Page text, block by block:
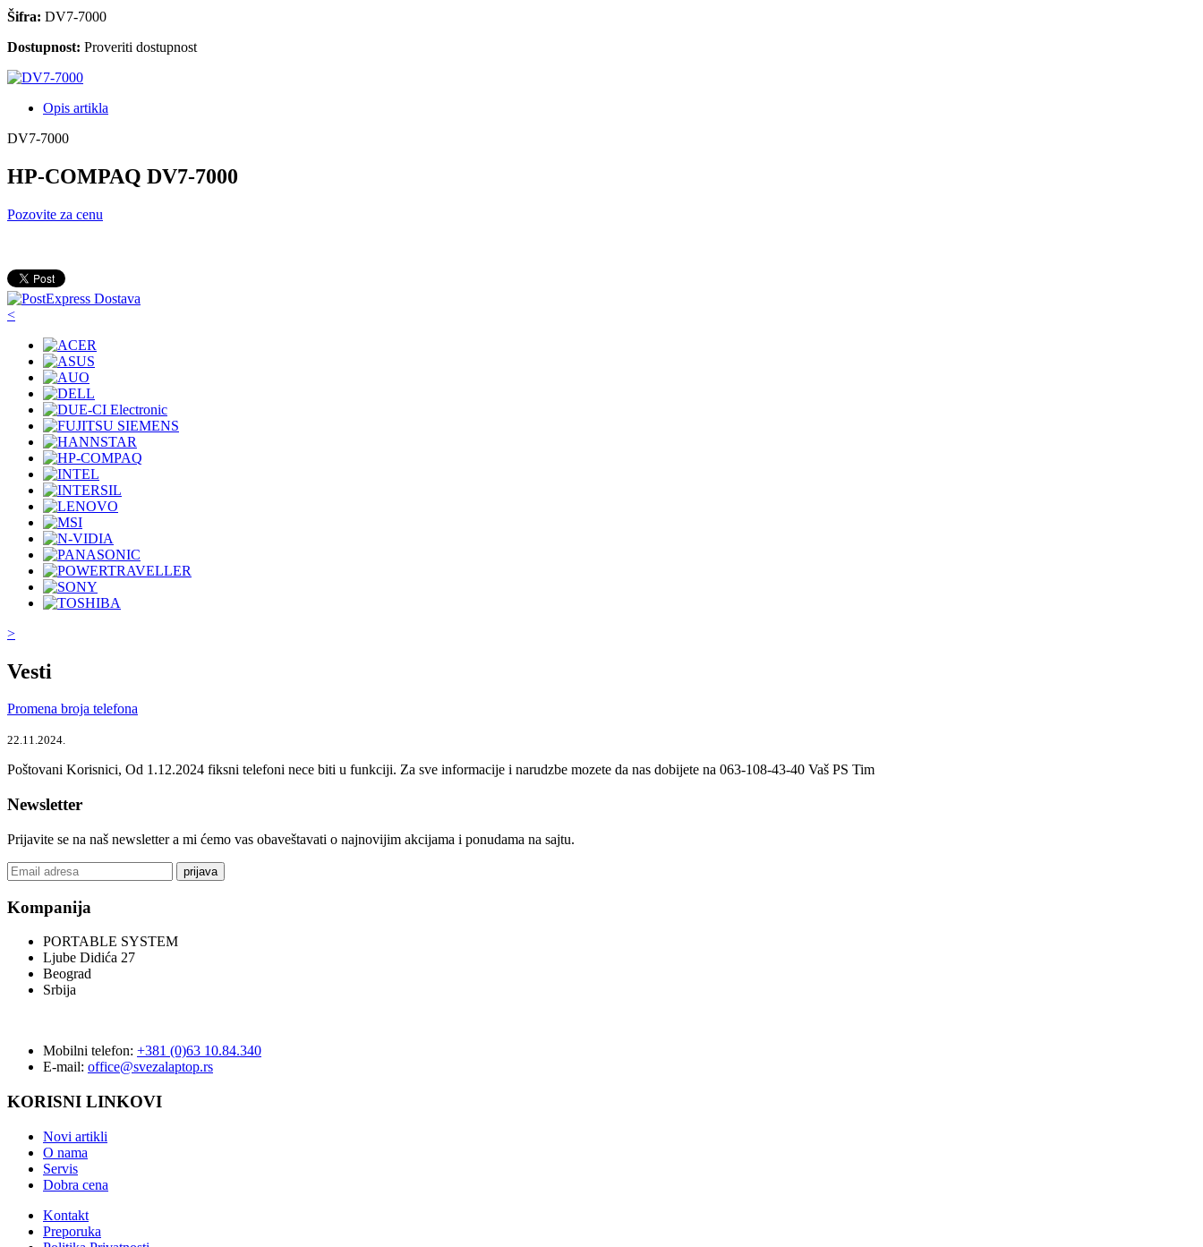
Šifra: DV7-7000
Dostupnost: Proveriti dostupnost
Opis artikla
DV7-7000
HP-COMPAQ DV7-7000
Pozovite za cenu
<
>
Vesti
Promena broja telefona
22.11.2024.
Poštovani Korisnici, Od 1.12.2024 fiksni telefoni nece biti u funkciji. Za sve informacije i narudzbe mozete da nas dobijete na 063-108-43-40 Vaš PS Tim
Newsletter
Prijavite se na naš newsletter a mi ćemo vas obaveštavati o najnovijim akcijama i ponudama na sajtu.
prijava
Kompanija
PORTABLE SYSTEM
Ljube Didića 27
Beograd
Srbija
Mobilni telefon: +381 (0)63 10.84.340
E-mail: office@svezalaptop.rs
KORISNI LINKOVI
Novi artikli
O nama
Servis
Dobra cena
Kontakt
Preporuka